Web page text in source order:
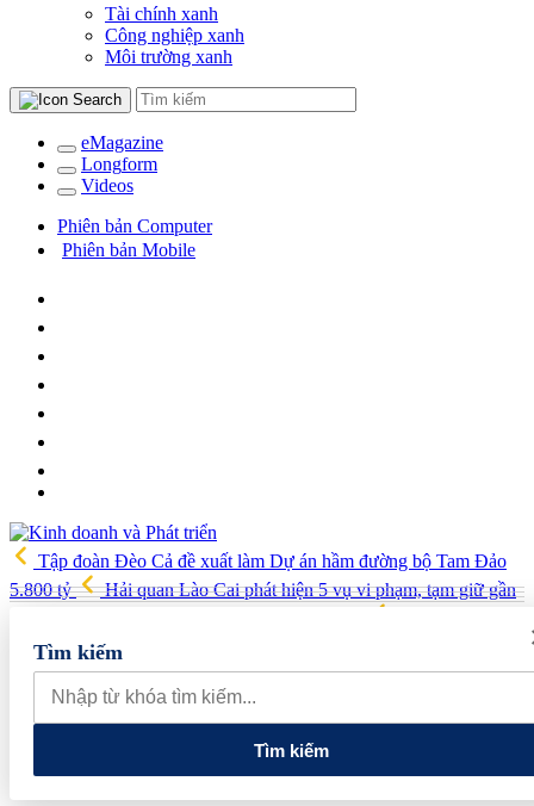
Tài chính xanh
Công nghiệp xanh
Môi trường xanh
eMagazine
Longform
Videos
Phiên bản Computer
Phiên bản Mobile
Tập đoàn Đèo Cả đề xuất làm Dự án hầm đường bộ Tam Đảo
5.800 tỷ
Hải quan Lào Cai phát hiện 5 vụ vi phạm, tạm giữ gần
kinh doanh, tìm kiếm doanh nghiệp tiêu biểu trên toàn quốc
chỉ các cửa hàng rau củ quả sạch tại Hà Nội
AI từ công cụ hỗ
trợ đến nâng cao năng lực vận hành và quản trị rủi ro của doanh
nghiệp
Tìm kiếm
Tìm kiếm